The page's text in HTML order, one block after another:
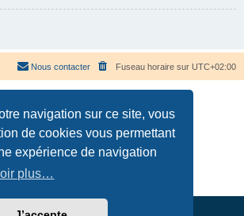
navigation sur ce site, vous
de cookies vous permettant
expérience de navigation
plus…
Fuseau horaire sur UTC+02:00
Nous contacter
parphpBB® Forum Software © phpBB Limited
Confidentialité